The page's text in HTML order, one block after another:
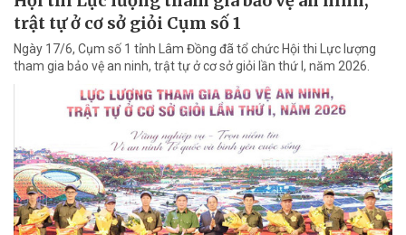
trật tự ở cơ sở giỏi Cụm số 1
Ngày 17/6, Cụm số 1 tỉnh Lâm Đồng đã tổ chức Hội thi Lực lượng
tham gia bảo vệ an ninh, trật tự ở cơ sở giỏi lần thứ I, năm 2026.